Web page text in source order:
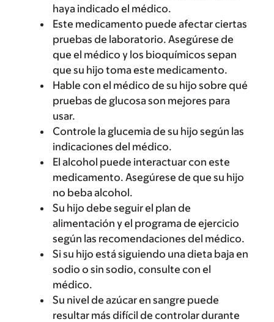
haya indicado el médico.
Este medicamento puede afectar ciertas
pruebas de laboratorio. Asegúrese de
que el médico y los bioquímicos sepan
que su hijo toma este medicamento.
Hable con el médico de su hijo sobre qué
pruebas de glucosa son mejores para
usar.
Controle la glucemia de su hijo según las
indicaciones del médico.
El alcohol puede interactuar con este
medicamento. Asegúrese de que su hijo
no beba alcohol.
Su hijo debe seguir el plan de
alimentación y el programa de ejercicio
según las recomendaciones del médico.
Si su hijo está siguiendo una dieta baja en
sodio o sin sodio, consulte con el
médico.
Su nivel de azúcar en sangre puede
resultar más difícil de controlar durante